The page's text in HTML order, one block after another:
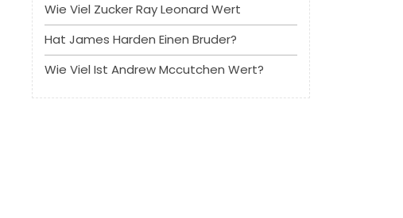
Wie Viel Zucker Ray Leonard Wert
Hat James Harden Einen Bruder?
Wie Viel Ist Andrew Mccutchen Wert?